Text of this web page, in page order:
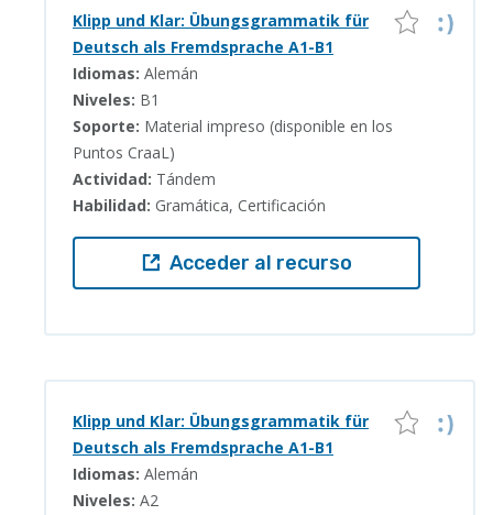
Klipp und Klar: Übungsgrammatik für
Deutsch als Fremdsprache A1-B1
Idiomas: Alemán
Niveles: B1
Soporte: Material impreso (disponible en los
Puntos CraaL)
Actividad: Tándem
Habilidad: Gramática, Certificación
Acceder al recurso
Klipp und Klar: Übungsgrammatik für
Deutsch als Fremdsprache A1-B1
Idiomas: Alemán
Niveles: A2